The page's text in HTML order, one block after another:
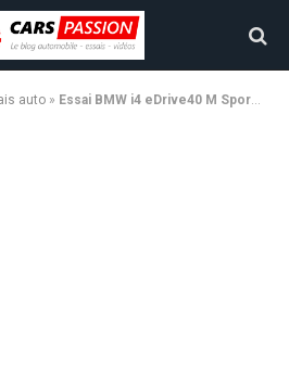
auto » Essai BMW i4 eDrive40 M Sport 2025 : Toujours la référence des berlines électriques ?